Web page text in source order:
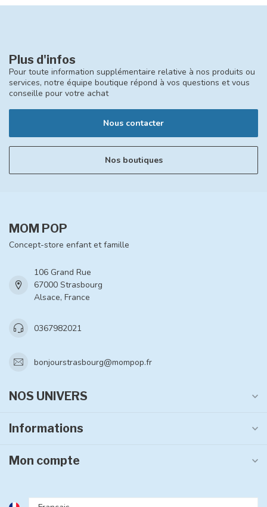
Plus d'infos
Pour toute information supplémentaire relative à nos produits ou
services, notre équipe boutique répond à vos questions et vous
conseille pour votre achat
Nous contacter
Nos boutiques
MOM POP
Concept-store enfant et famille
106 Grand Rue
67000 Strasbourg
Alsace, France
0367982021
bonjourstrasbourg@mompop.fr
NOS UNIVERS
Informations
Mon compte